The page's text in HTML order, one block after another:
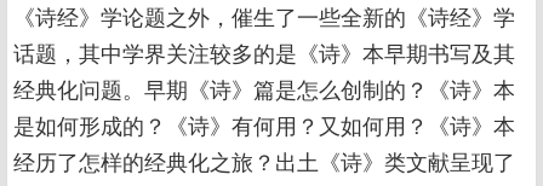
《诗经》学论题之外，催生了一些全新的《诗经》学
话题，其中学界关注较多的是《诗》本早期书写及其
经典化问题。早期《诗》篇是怎么创制的？《诗》本
是如何形成的？《诗》有何用？又如何用？《诗》本
经历了怎样的经典化之旅？出土《诗》类文献呈现了